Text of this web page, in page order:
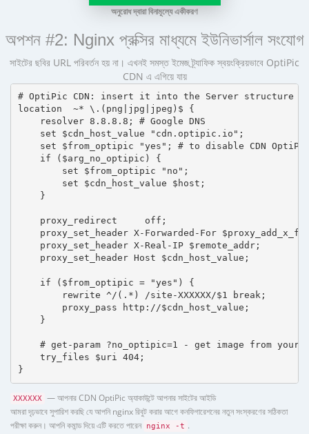
অনুরোধ দ্বারা বিনামূল্যে একীকরণ
অপশন #2: Nginx প্রক্সির মাধ্যমে ইউনিভার্সাল সংযোগ
সাইটের ছবির URL পরিবর্তন হয় না। এখনই সমস্ত ইমেজ ট্র্যাফিক স্বয়ংক্রিয়ভাবে OptiPic
CDN এ এগিয়ে যায়
# OptiPic CDN: insert it into the Server structure
location  ~* \.(png|jpg|jpeg)$ {
    resolver 8.8.8.8; # Google DNS
    set $cdn_host_value "cdn.optipic.io";
set $from_optipic "yes"; # to disable CDN
    if ($arg_no_optipic) {
        set $from_optipic "no";
        set $cdn_host_value $host;
    }
    proxy_redirect     off;
proxy_set_header X-Forwarded-For
    proxy_set_header X-Real-IP $remote_addr;
    proxy_set_header Host $cdn_host_value;
    if ($from_optipic = "yes") {
        rewrite ^/(.*) /site-XXXXXX/$1 break;
        proxy_pass http://$cdn_host_value;
    }
# get-param ?no_optipic=1 - get image from your
    try_files $uri 404;
}
XXXXXX
— আপনার CDN OptiPic অ্যাকাউন্টে আপনার সাইটের আইডি
আমরা দৃঢ়ভাবে সুপারিশ করছি যে আপনি nginx রিবুট করার আগে কনফিগারেশনের নতুন সংস্করণের সঠিকতা
পরীক্ষা করুন। আপনি কমান্ড দিয়ে এটি করতে পারেন nginx -t .